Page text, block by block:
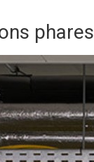
phares